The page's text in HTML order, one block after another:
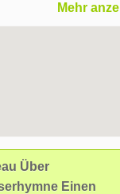
unsere Schüler
ersten Tag in der
Mehr
Über
Einen